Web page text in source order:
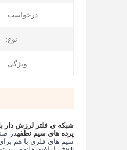
درخواست:
نوع:
ویژگی:
شبکه ی فلتر لرزش دار
پرده های سیم نطفهدر
سیم های فلزی با هم